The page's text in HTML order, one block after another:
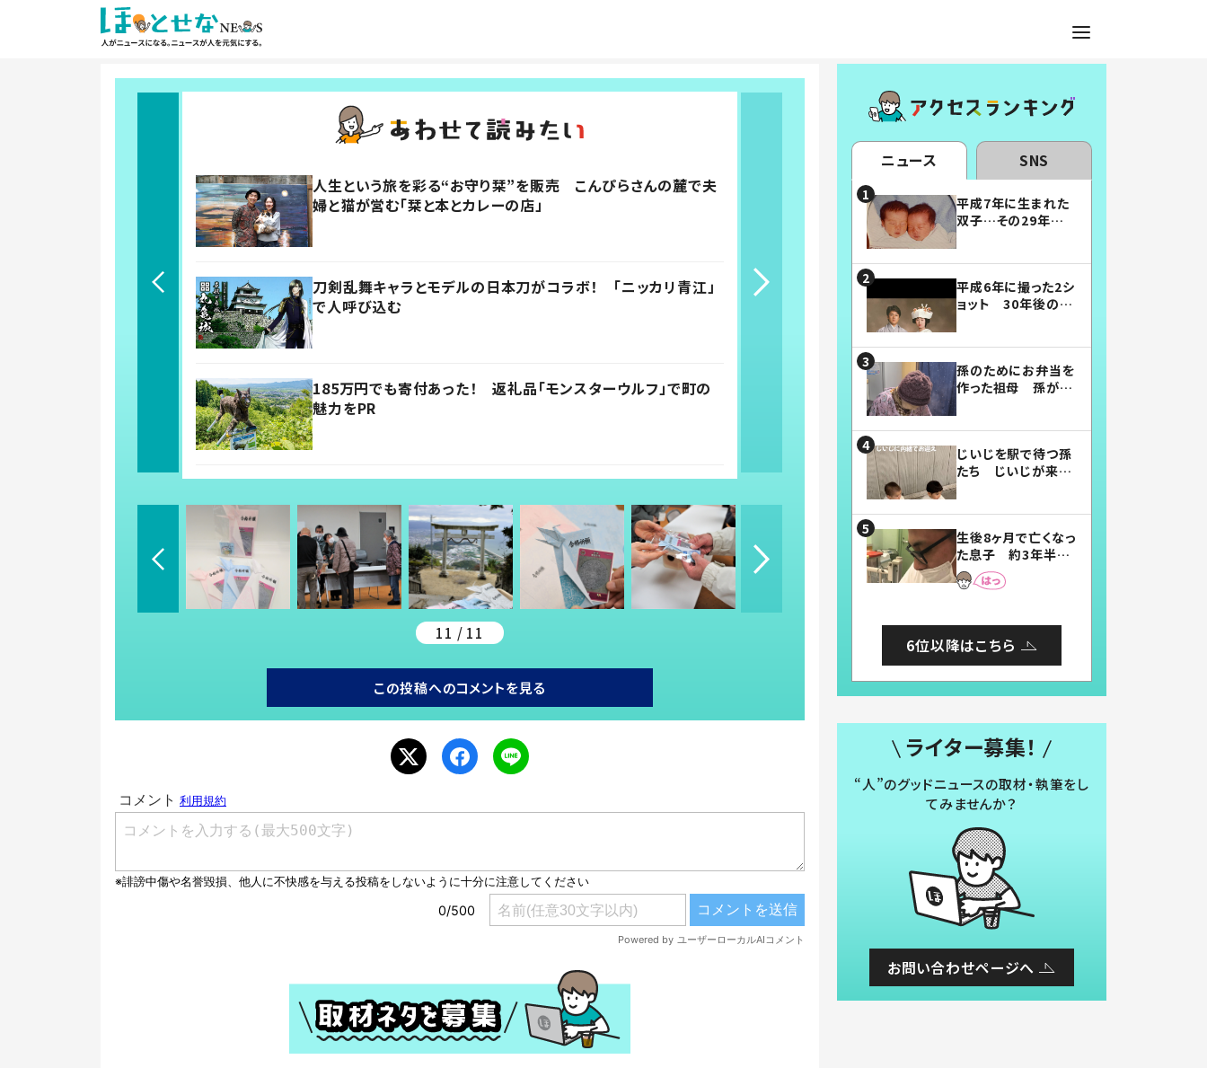
人生という旅を彩る“お守り栞”を販売 こんぴらさんの麓で夫
婦と猫が営む「栞と本とカレーの店」
刀剣乱舞キャラとモデルの日本刀がコラボ！ 「ニッカリ青江」
で人呼び込む
185万円でも寄付あった！ 返礼品「モンスターウルフ」で町の
魅力をPR
11 / 11
この投稿へのコメントを見る
ニュース SNS
平成7年に生まれた
双子…その29年後
平成6年に撮った2シ
ョット 30年後の姿
孫のためにお弁当を
作った祖母 孫が絶
じいじを駅で待つ孫
たち じいじが来た
まらない」「幸せにな
れる」
生後8ヶ月で亡くなっ
た息子 約3年半
後、当時の妻の日記
に書いてあった本音
6位以降はこちら
ライター募集！
“人”のグッドニュースの取材・執筆をし
てみませんか？
お問い合わせページへ